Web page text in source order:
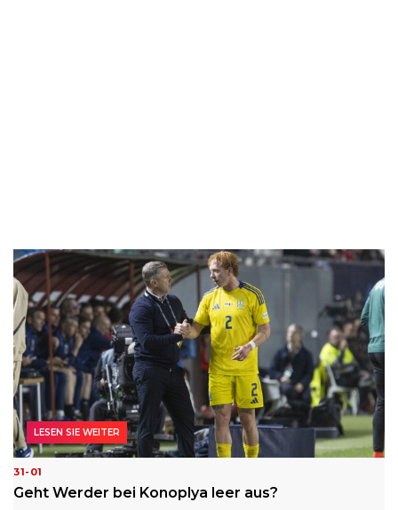
31-01
Geht Werder bei Konoplya leer aus?
LESEN SIE WEITER